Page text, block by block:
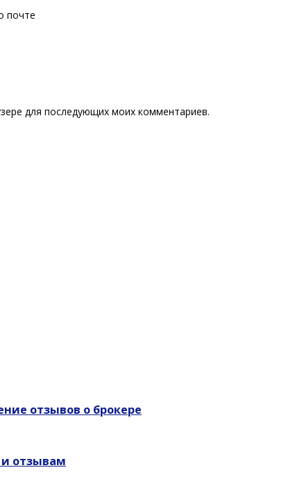
почте
для последующих моих комментариев.
отзывов о брокере
отзывам